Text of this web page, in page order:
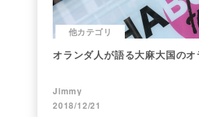
他カテゴリ
オランダ人が語る大麻大国の
Jimmy
2018/12/21